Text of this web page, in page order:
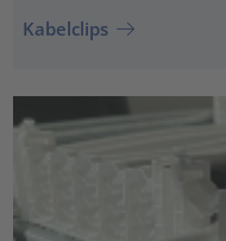
Kabelclips